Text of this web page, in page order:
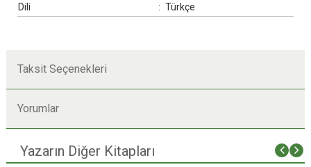
Dili
: Türkçe
Taksit Seçenekleri
Yorumlar
Yazarın Diğer Kitapları